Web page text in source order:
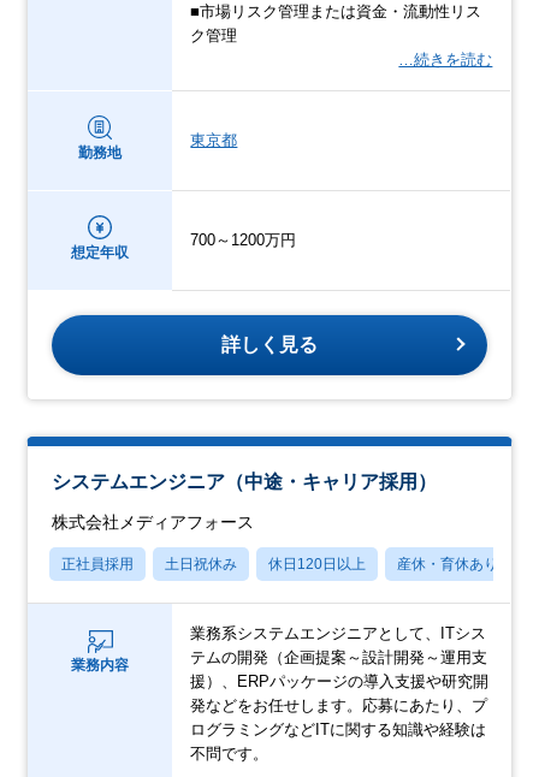
■市場リスク管理または資金・流動性リス
ク管理
…続きを読む
勤務地
東京都
想定年収
700～1200万円
詳しく見る
システムエンジニア（中途・キャリア採用）
株式会社メディアフォース
正社員採用 土日祝休み 休日120日以上 産休・育休あり
業務内容
業務系システムエンジニアとして、ITシス
テムの開発（企画提案～設計開発～運用支
援）、ERPパッケージの導入支援や研究開
発などをお任せします。応募にあたり、プ
ログラミングなどITに関する知識や経験は
不問です。